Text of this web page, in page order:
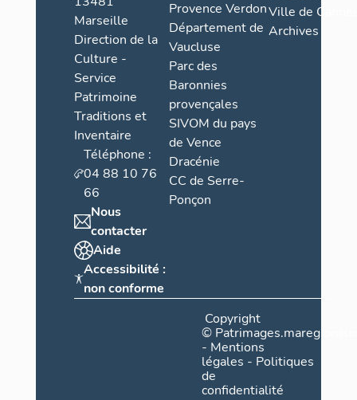
Marseille
Direction de la
Culture -
Service
Patrimoine
Traditions et
Inventaire
Téléphone :
04 88 10 76
66
Nous
contacter
Aide
Accessibilité :
non conforme
Provence Verdon
Département de
Vaucluse
Parc des
Baronnies
provençales
SIVOM du pays
de Vence
Dracénie
CC de Serre-
Ponçon
Ville de
Archives
Copyright
©
- Mentions
légales - Politiques
de
confidentialité